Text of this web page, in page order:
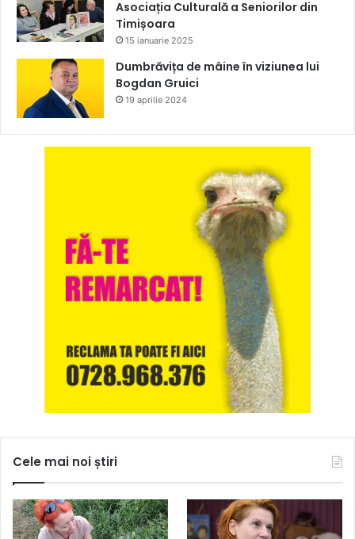
Asociația Culturală a Seniorilor din
Timișoara
15 ianuarie 2025
Dumbrăvița de mâine în viziunea lui
Bogdan Gruici
19 aprilie 2024
Cele mai noi știri